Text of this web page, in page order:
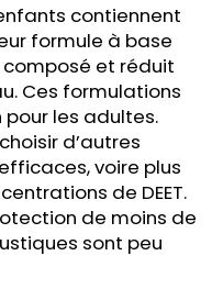
contiennent
formule à base
et réduit
Ces formulations
les adultes.
d’autres
voire plus
de DEET.
de moins de
sont peu